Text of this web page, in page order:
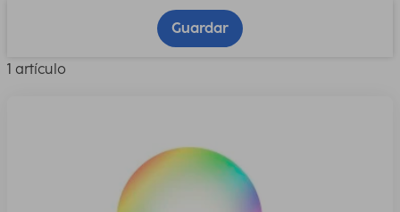
Guardar
1 artículo